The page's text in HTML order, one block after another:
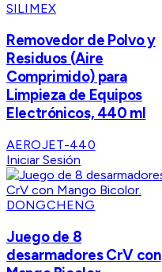
SILIMEX
Removedor de Polvo y
Residuos (Aire
Comprimido) para
Limpieza de Equipos
Electrónicos, 440 ml
AEROJET-440
Iniciar Sesión
DONGCHENG
Juego de 8
desarmadores CrV con